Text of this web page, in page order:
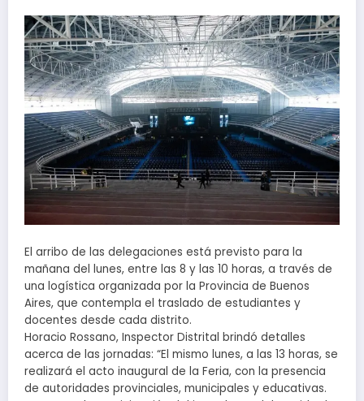
El arribo de las delegaciones está previsto para la
mañana del lunes, entre las 8 y las 10 horas, a través de
una logística organizada por la Provincia de Buenos
Aires, que contempla el traslado de estudiantes y
docentes desde cada distrito.
Horacio Rossano, Inspector Distrital brindó detalles
acerca de las jornadas: “El mismo lunes, a las 13 horas, se
realizará el acto inaugural de la Feria, con la presencia
de autoridades provinciales, municipales y educativas.